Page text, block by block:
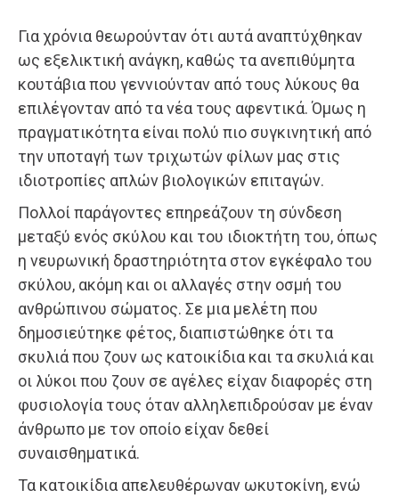
Για χρόνια θεωρούνταν ότι αυτά αναπτύχθηκαν
ως εξελικτική ανάγκη, καθώς τα ανεπιθύμητα
κουτάβια που γεννιούνταν από τους λύκους θα
επιλέγονταν από τα νέα τους αφεντικά. Όμως η
πραγματικότητα είναι πολύ πιο συγκινητική από
την υποταγή των τριχωτών φίλων μας στις
ιδιοτροπίες απλών βιολογικών επιταγών.
Πολλοί παράγοντες επηρεάζουν τη σύνδεση
μεταξύ ενός σκύλου και του ιδιοκτήτη του, όπως
η νευρωνική δραστηριότητα στον εγκέφαλο του
σκύλου, ακόμη και οι αλλαγές στην οσμή του
ανθρώπινου σώματος. Σε μια μελέτη που
δημοσιεύτηκε φέτος, διαπιστώθηκε ότι τα
σκυλιά που ζουν ως κατοικίδια και τα σκυλιά και
οι λύκοι που ζουν σε αγέλες είχαν διαφορές στη
φυσιολογία τους όταν αλληλεπιδρούσαν με έναν
άνθρωπο με τον οποίο είχαν δεθεί
συναισθηματικά.
Τα κατοικίδια απελευθέρωναν ωκυτοκίνη, ενώ